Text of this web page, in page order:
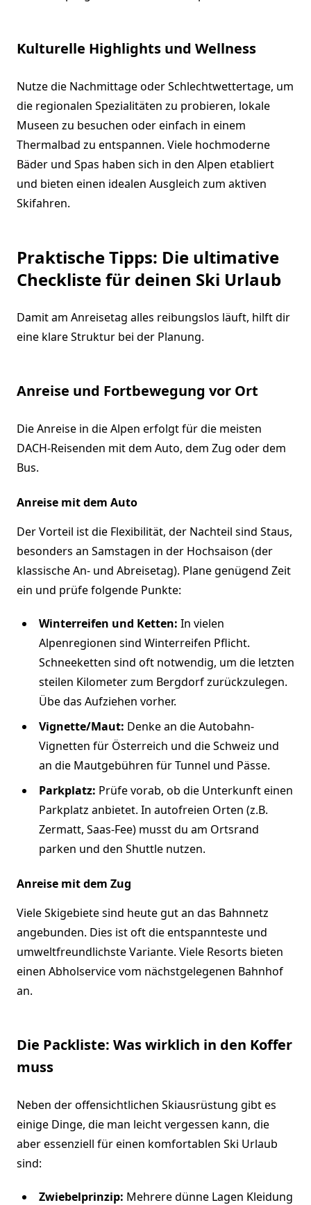
Kulturelle Highlights und Wellness
Nutze die Nachmittage oder Schlechtwettertage, um
die regionalen Spezialitäten zu probieren, lokale
Museen zu besuchen oder einfach in einem
Thermalbad zu entspannen. Viele hochmoderne
Bäder und Spas haben sich in den Alpen etabliert
und bieten einen idealen Ausgleich zum aktiven
Skifahren.
Praktische Tipps: Die ultimative
Checkliste für deinen Ski Urlaub
Damit am Anreisetag alles reibungslos läuft, hilft dir
eine klare Struktur bei der Planung.
Anreise und Fortbewegung vor Ort
Die Anreise in die Alpen erfolgt für die meisten
DACH-Reisenden mit dem Auto, dem Zug oder dem
Bus.
Anreise mit dem Auto
Der Vorteil ist die Flexibilität, der Nachteil sind Staus,
besonders an Samstagen in der Hochsaison (der
klassische An- und Abreisetag). Plane genügend Zeit
ein und prüfe folgende Punkte:
Winterreifen und Ketten: In vielen
Alpenregionen sind Winterreifen Pflicht.
Schneeketten sind oft notwendig, um die letzten
steilen Kilometer zum Bergdorf zurückzulegen.
Übe das Aufziehen vorher.
Vignette/Maut: Denke an die Autobahn-
Vignetten für Österreich und die Schweiz und
an die Mautgebühren für Tunnel und Pässe.
Parkplatz: Prüfe vorab, ob die Unterkunft einen
Parkplatz anbietet. In autofreien Orten (z.B.
Zermatt, Saas-Fee) musst du am Ortsrand
parken und den Shuttle nutzen.
Anreise mit dem Zug
Viele Skigebiete sind heute gut an das Bahnnetz
angebunden. Dies ist oft die entspannteste und
umweltfreundlichste Variante. Viele Resorts bieten
einen Abholservice vom nächstgelegenen Bahnhof
an.
Die Packliste: Was wirklich in den Koffer
muss
Neben der offensichtlichen Skiausrüstung gibt es
einige Dinge, die man leicht vergessen kann, die
aber essenziell für einen komfortablen Ski Urlaub
sind:
Zwiebelprinzip: Mehrere dünne Lagen Kleidung